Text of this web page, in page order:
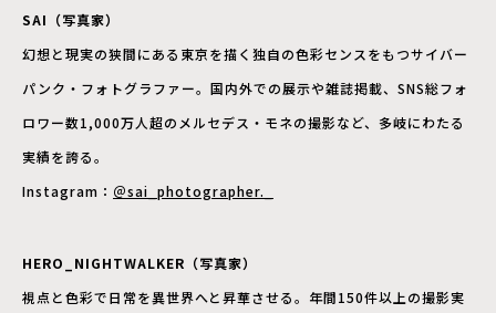
SAI（写真家）
幻想と現実の狭間にある東京を描く独自の色彩センスをもつサイバー
パンク・フォトグラファー。国内外での展示や雑誌掲載、SNS総フォ
ロワー数1,000万人超のメルセデス・モネの撮影など、多岐にわたる
実績を誇る。
Instagram： ＠sai_photographer._
HERO_NIGHTWALKER（写真家）
視点と色彩で日常を異世界へと昇華させる。年間150件以上の撮影実